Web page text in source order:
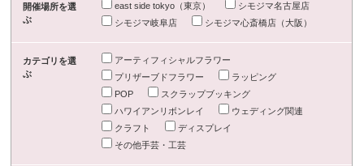
開催場所を選
ぶ
east side tokyo（東京）
シモジマ名古屋店
シモジマ岐阜店
シモジマ心斎橋店（大阪）
カテゴリを選
ぶ
アーティフィシャルフラワー
プリザーブドフラワー
ラッピング
POP
スクラップブッキング
ハワイアンリボンレイ
ウェディング関連
クラフト
ディスプレイ
その他手芸・工芸